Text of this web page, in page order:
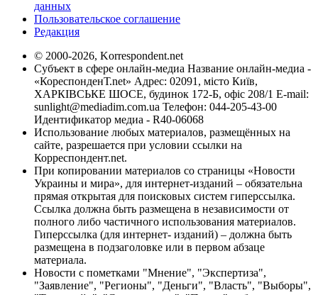
данных
Пользовательское соглашение
Редакция
© 2000-2026, Korrespondent.net
Субъект в сфере онлайн-медиа Название онлайн-медиа -
«КореспонденТ.net» Адрес: 02091, місто Київ,
ХАРКІВСЬКЕ ШОСЕ, будинок 172-Б, офіс 208/1 E-mail:
sunlight@mediadim.com.ua Телефон: 044-205-43-00
Идентификатор медиа - R40-06068
Использование любых материалов, размещённых на
сайте, разрешается при условии ссылки на
Корреспондент.net.
При копировании материалов со страницы «Новости
Украины и мира», для интернет-изданий – обязательна
прямая открытая для поисковых систем гиперссылка.
Ссылка должна быть размещена в независимости от
полного либо частичного использования материалов.
Гиперссылка (для интернет- изданий) – должна быть
размещена в подзаголовке или в первом абзаце
материала.
Новости с пометками "Мнение", "Экспертиза",
"Заявление", "Регионы", "Деньги", "Власть", "Выборы",